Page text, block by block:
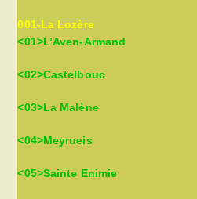
001-La Lozère
<01>L’Aven-Armand
<02>Castelbouc
<03>La Malène
<04>Meyrueis
<05>Sainte Enimie